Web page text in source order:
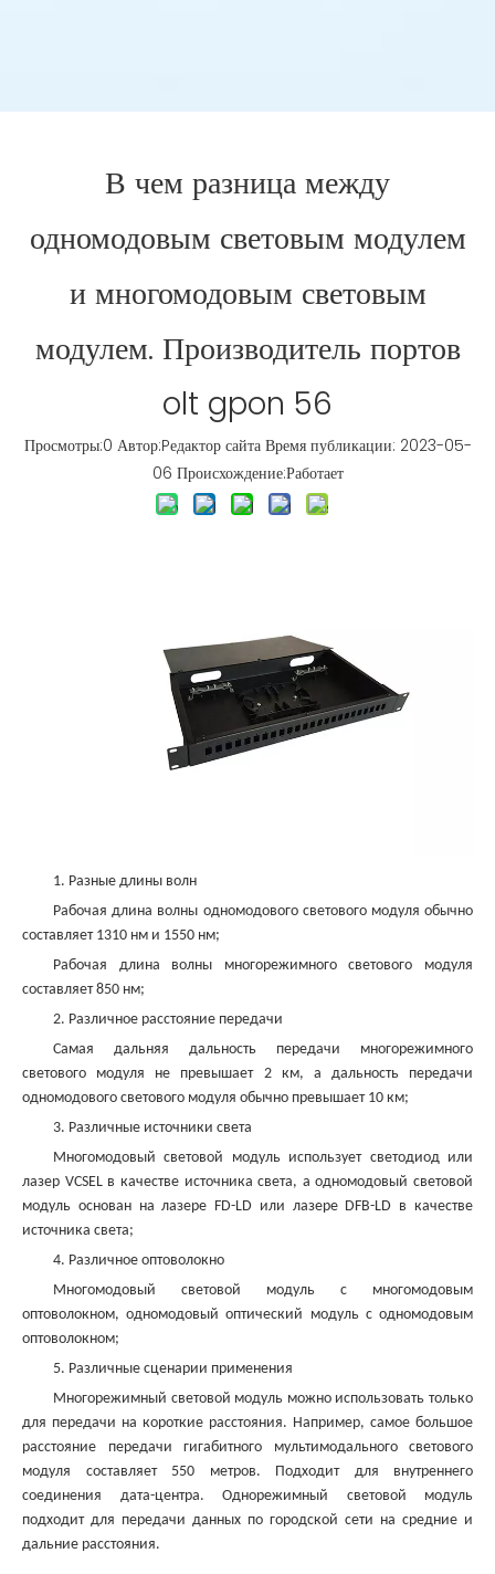
В чем разница между
одномодовым световым модулем
и многомодовым световым
модулем. Производитель портов
olt gpon 56
Просмотры:0 Автор:Pедактор сайта Время публикации: 2023-05-
06 Происхождение:Работает
1. Разные длины волн
Рабочая длина волны одномодового светового модуля обычно
составляет 1310 нм и 1550 нм;
Рабочая длина волны многорежимного светового модуля
составляет 850 нм;
2. Различное расстояние передачи
Самая дальняя дальность передачи многорежимного
светового модуля не превышает 2 км, а дальность передачи
одномодового светового модуля обычно превышает 10 км;
3. Различные источники света
Многомодовый световой модуль использует светодиод или
лазер VCSEL в качестве источника света, а одномодовый световой
модуль основан на лазере FD-LD или лазере DFB-LD в качестве
источника света;
4. Различное оптоволокно
Многомодовый световой модуль с многомодовым
оптоволокном, одномодовый оптический модуль с одномодовым
оптоволокном;
5. Различные сценарии применения
Многорежимный световой модуль можно использовать только
для передачи на короткие расстояния. Например, самое большое
расстояние передачи гигабитного мультимодального светового
модуля составляет 550 метров. Подходит для внутреннего
соединения дата-центра. Однорежимный световой модуль
подходит для передачи данных по городской сети на средние и
дальние расстояния.